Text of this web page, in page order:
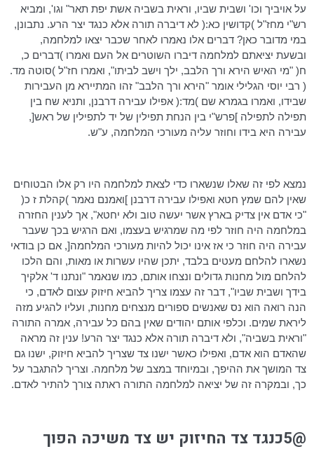
על אויביך וכו' ושבית שביו, וראית בשביה אשת יפת תאר" וגו', ומביא
רש"י מחז"ל )קדושין כא:( לא דיברה תורה אלא כנגד יצר הרע. נתבונן,
במי מדובר כאן? דברים אלו נאמרו לאחר שכבר יצאו למלחמה,
ובשעת יציאתם למלחמה דיברו השוטרים אל העם ואמרו )דברים כ,
ח( "מי האיש הירא ורך הלבב, ילך וישב לביתו", ואמרו חז"ל )סוטה מד.
( רבי יוסי הגלילי אומר "הירא ורך הלבב" זהו המתיירא מן העבירות
שבידו, ואמרו בגמרא שם )מד:( אפילו עבירה דרבנן, ותניא שח בין
תפילה לתפילה ]פרש"י בין הנחת תפילין של יד לתפילין של ראש[,
עבירה היא בידו וחוזר עליה מעורכי המלחמה, ע"ש.
נמצא לפי זה שאלו שנשארו כדי לצאת למלחמה היו רק אלו הבטוחים
שאין להם שמץ חטא ואפילו עבירה דרבנן ]ואמנם נאמר )קהלת ז כ(
"כי אדם אין צדיק בארץ אשר יעשה טוב ולא יחטא", אך לענין החזרה
במלחמה היה חוזר לפי מה שמרגיש בעצמו, ואם הרגיש בכך שעבר
עבירה היה חוזר כי אז אינו יכול להיות מעורכי המלחמה[, אם כן בודאי
נשארו להלחם מעטים בלבד, יתכן שהיו עשרות או מאות, והם הלכו
להלחם מול מחנות גדולים ונצחו אותם, כמו שנאמר "ונתנו ד' אלקיך
בידך ושבית שביו", דבר זה עצמו צריך להביא חיזוק עצום לאדם, כי
הנה רואה הוא נס שאנשים ספורים מנצחים מחנות, ועליו להגיע מזה
ליראת שמים. וכלפי אותם יהודים שאין בהם כל עבירה, אמרה התורה
"וראית בשביה", ולא דיברה תורה אלא כנגד יצר הרע! ענין זה מראה
שהאדם הוא אדם, ואפילו כאשר ישנו צד שצריך להביא חיזוק, ישנו גם
צד המושך את ההיפך, ובמיוחד במצב של מלחמה. וצריך להתגבר על
כך, ובמקרה זה של יציאה למלחמה התורה ראתה צורך להתיר לאדם.
@5כנגד צד החיזוק יש צד משיכה הפוך